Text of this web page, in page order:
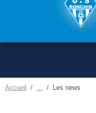
Accueil Les news